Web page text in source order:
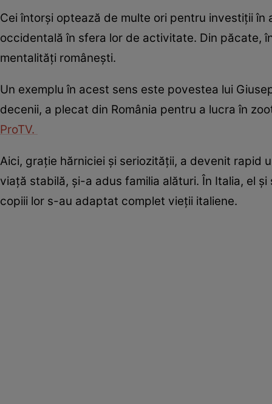
Cei întorși optează de multe ori pentru investiții
occidentală în sfera lor de activitate. Din păcate,
mentalități românești.
Un exemplu în acest sens este povestea lui
decenii, a plecat din România pentru a lucra în
ProTV.
Aici, grație hărniciei și seriozității, a devenit rapid
viață stabilă, și-a adus familia alături. În Italia, el
copiii lor s-au adaptat complet vieții italiene.